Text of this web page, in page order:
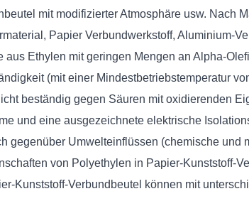
mit modifizierter Atmosphäre usw. Nach
Papier Verbundwerkstoff, Aluminium-
aus Ethylen mit geringen Mengen an Alpha-
(mit einer Mindestbetriebstemperatur
beständig gegen Säuren mit oxidierenden
und eine ausgezeichnete elektrische
Umwelteinflüssen (chemische und
von Polyethylen in Papier-Kunststoff-
Kunststoff-Verbundbeutel können mit